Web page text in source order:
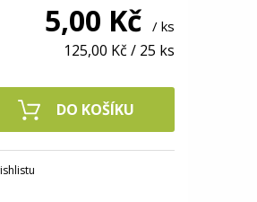
5,00 Kč / ks
125,00 Kč / 25 ks